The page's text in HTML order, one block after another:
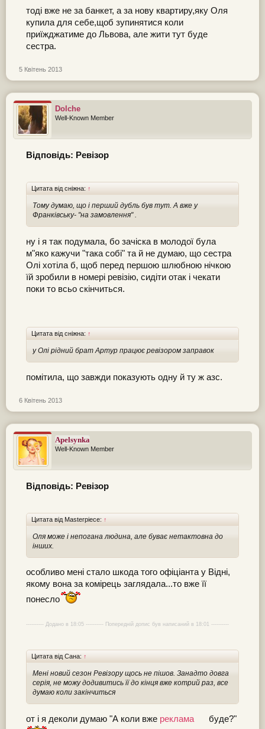
тоді вже не за банкет, а за нову квартиру,яку Оля
купила для себе,щоб зупинятися коли
приїжджатиме до Львова, але жити тут буде
сестра.
5 Квітень 2013
Dolche
Well-Known Member
Відповідь: Ревізор
Цитата від сніжна: ↑
Тому думаю, що і перший дубль був тут. А вже у
Франківську- "на замовлення" .
ну і я так подумала, бо зачіска в молодої була
м"яко кажучи "така собі" та й не думаю, що сестра
Олі хотіла б, щоб перед першою шлюбною нічкою
їй зробили в номері ревізію, сидіти отак і чекати
поки то всьо скінчиться.
Цитата від сніжна: ↑
у Олі рідний брат Артур працює ревізором заправок
помітила, що завжди показують одну й ту ж азс.
6 Квітень 2013
Apelsynka
Well-Known Member
Відповідь: Ревізор
Цитата від Masterpiece: ↑
Оля може і непогана людина, але буває нетактовна до
інших.
особливо мені стало шкода того офіціанта у Відні,
якому вона за комірець заглядала...то вже її
понесло
---------- Додано в 18:05 ---------- Попередній допис був написаний в 18:01 ----------
Цитата від Сана: ↑
Мені новий сезон Ревізору щось не пішов. Занадто довга
серія, не можу додивитись її до кінця вже котрий раз, все
думаю коли закінчиться
от і я деколи думаю "А коли вже реклама буде?"